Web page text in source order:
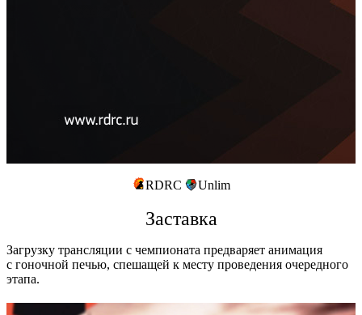
RDRC Unlim
Заставка
Загрузку трансляции с чемпионата предваряет анимация
с гоночной печью, спешащей к месту проведения очередного
этапа.